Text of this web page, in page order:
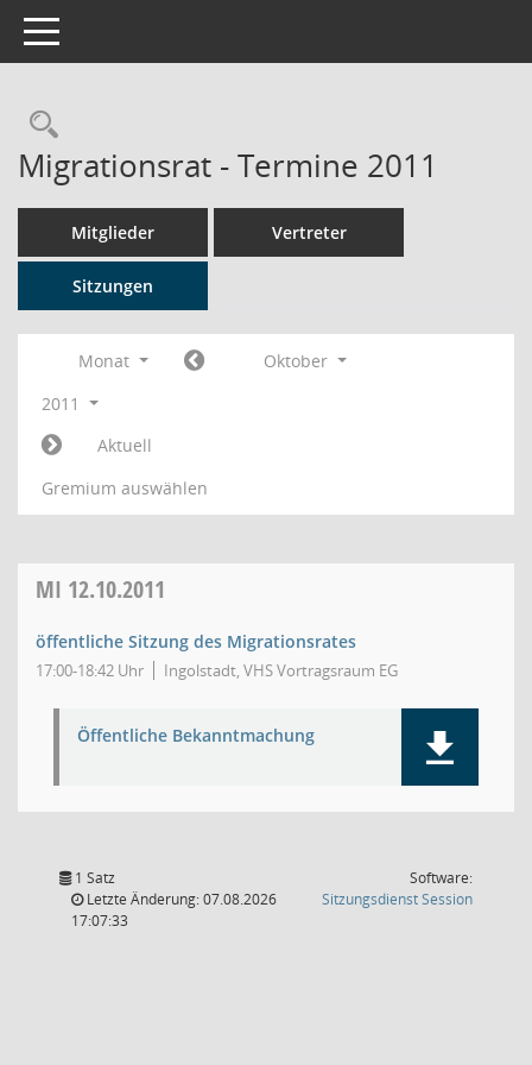
Toggle navigation
Rechercheauswahl
Migrationsrat - Termine 2011
Mitglieder Vertreter
Sitzungen
Monat
Oktober
2011
Aktuell
Gremium auswählen
MI 12.10.2011
öffentliche Sitzung des Migrationsrates
17:00-18:42 Uhr Ingolstadt, VHS Vortragsraum EG
Öffentliche Bekanntmachung
1 Satz
Letzte Änderung: 07.08.2026
17:07:33
Software:
SitzungsdienstSession(Wird in